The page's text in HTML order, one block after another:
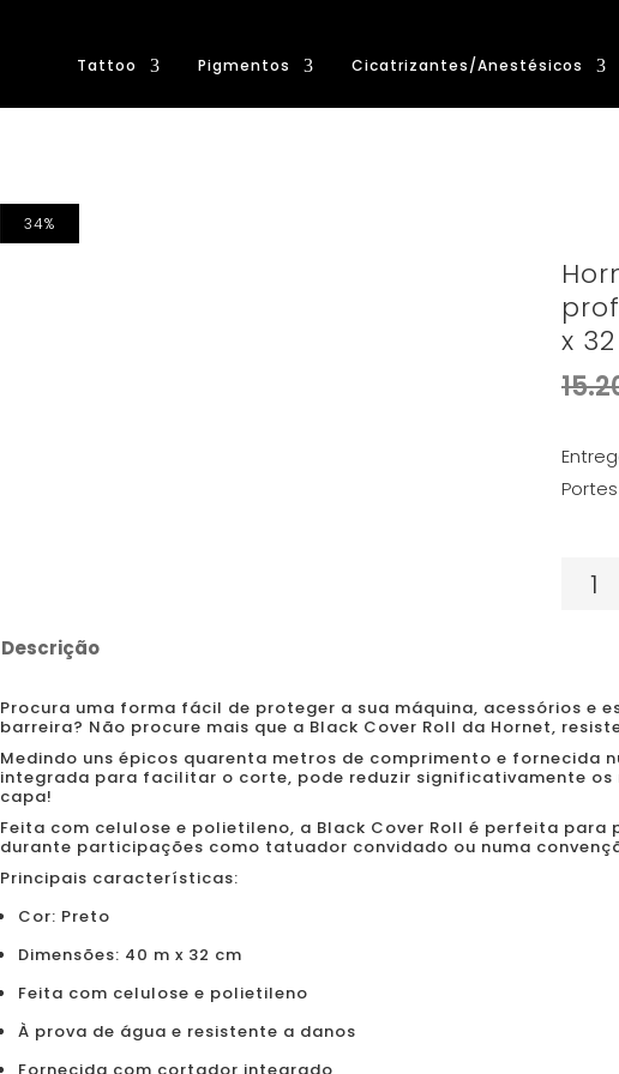
Tattoo Pigmentos Cicatrizantes/Anestésicos
34%
x
Cover
Roll
-
Descrição
Procura uma forma fácil de proteger a sua máquina, acessórios e
barreira? Não procure mais que a Black Cover Roll da Hornet,
Medindo uns épicos quarenta metros de comprimento e fornecida
integrada para facilitar o corte, pode reduzir significativamente
capa!
Feita com celulose e polietileno, a Black Cover Roll é perfeita para
durante participações como tatuador convidado ou numa
Principais características:
Cor: Preto
Dimensões: 40 m x 32 cm
Feita com celulose e polietileno
À prova de água e resistente a danos